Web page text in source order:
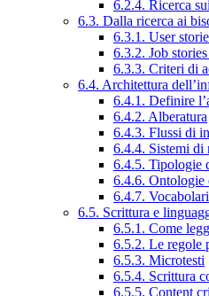
6.2.4. Ricerca
6.3. Dalla ricerca ai
6.3.1. User
6.3.2. Job
6.3.3. Criteri di
6.4. Architettura
6.4.1. Definire
6.4.2. Alberatura
6.4.3. Flussi di
6.4.4. Sistemi di
6.4.5. Tipologie
6.4.6. Ontologie
6.4.7.
6.5. Scrittura e
6.5.1. Come
6.5.2. Le regole
6.5.3. Microtesti
6.5.4. Scrittura
6.5.5. Content